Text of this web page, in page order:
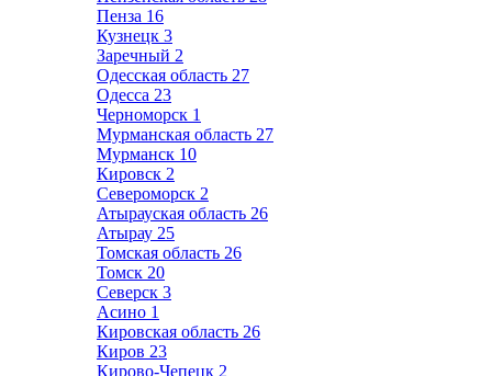
Пенза 16
Кузнецк 3
Заречный 2
Одесская область 27
Одесса 23
Черноморск 1
Мурманская область 27
Мурманск 10
Кировск 2
Североморск 2
Атырауская область 26
Атырау 25
Томская область 26
Томск 20
Северск 3
Асино 1
Кировская область 26
Киров 23
Кирово-Чепецк 2